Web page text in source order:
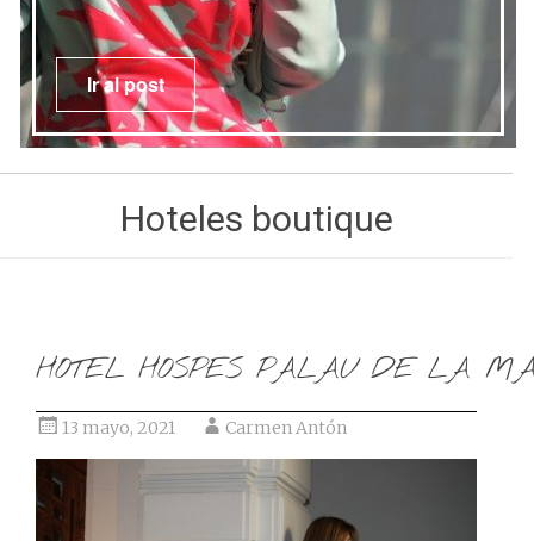
Ir al post
Hoteles boutique
HOTEL HOSPES PALAU DE LA
13 mayo, 2021 Carmen Antón